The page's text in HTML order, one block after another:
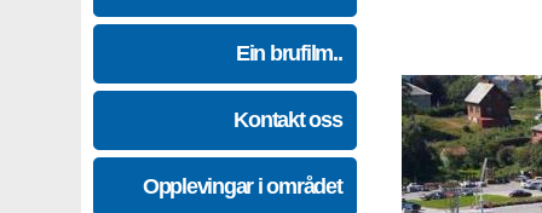
Ein brufilm..
Kontakt oss
Opplevingar i området